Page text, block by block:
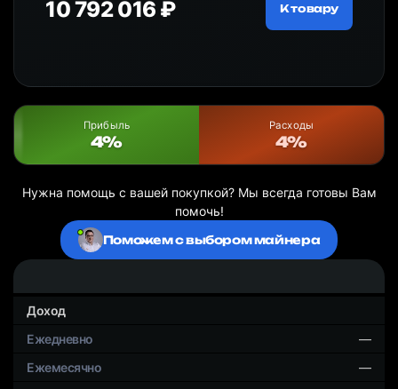
10 792 016 ₽ К товару
Прибыль
4%
Расходы
4%
Нужна помощь с вашей покупкой? Мы всегда готовы Вам
помочь!
Поможем с выбором майнера
Доход
—
—